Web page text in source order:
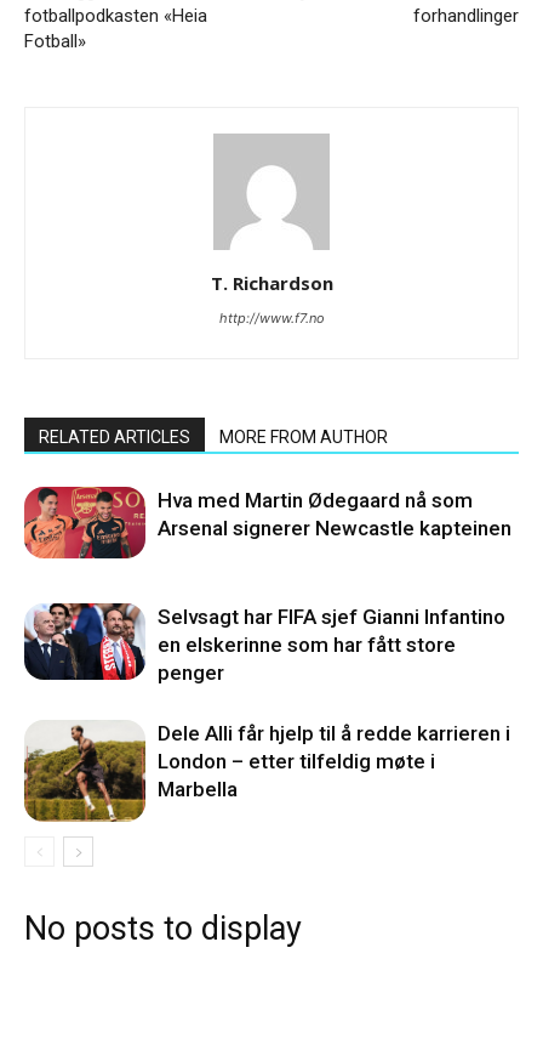
fotballpodkasten «Heia
Fotball»
forhandlinger
T. Richardson
http://www.f7.no
RELATED ARTICLES MORE FROM AUTHOR
Hva med Martin Ødegaard nå som
Arsenal signerer Newcastle kapteinen
Selvsagt har FIFA sjef Gianni Infantino
en elskerinne som har fått store
penger
Dele Alli får hjelp til å redde karrieren i
London – etter tilfeldig møte i
Marbella
No posts to display